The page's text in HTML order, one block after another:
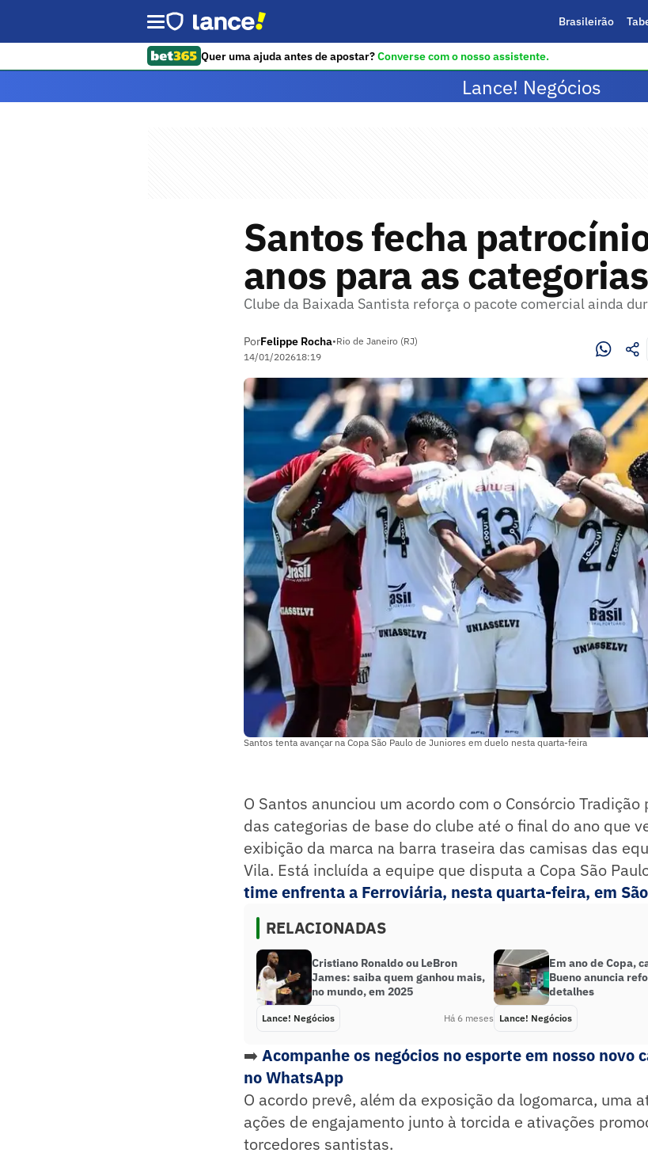
Brasileirão
Quer uma ajuda antes de apostar?Converse com o nosso assistente.
Lance! Negócios
Santos fecha
anos para as
Clube da Baixada Santista reforça o pacote comercial ainda
PorFelippe Rocha•Rio de Janeiro (RJ)
14/01/202618:19
Santos tenta avançar na Copa São Paulo de Juniores em duelo nesta quarta-feira
O Santos anunciou um acordo com o Consórcio
das categorias de base do clube até o final do ano que
exibição da marca na barra traseira das camisas das
Vila. Está incluída a equipe que disputa a Copa São
time enfrenta a Ferroviária, nesta quarta-feira, em
RELACIONADAS
Cristiano Ronaldo ou LeBron
James: saiba quem ganhou mais,
no mundo, em 2025
Lance! Negócios Há 6 meses
Em ano de Copa,
Bueno anuncia
detalhes
Lance! Negócios
➡️ Acompanhe os negócios no esporte em nosso novo
no WhatsApp
O acordo prevê, além da exposição da logomarca, uma
ações de engajamento junto à torcida e ativações
torcedores santistas.